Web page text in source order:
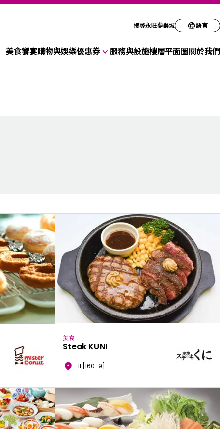
美食饗宴購物與娛樂優惠券 服務與設施樓層平面圖關於我們
搜尋永旺夢樂城 語言
請選擇您偏好的
English
美食
Steak KUNI
1F[160-9]